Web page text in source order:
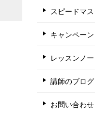
スピードマ
キャンペーン
レッスンノー
講師のブログ
お問い合わせ